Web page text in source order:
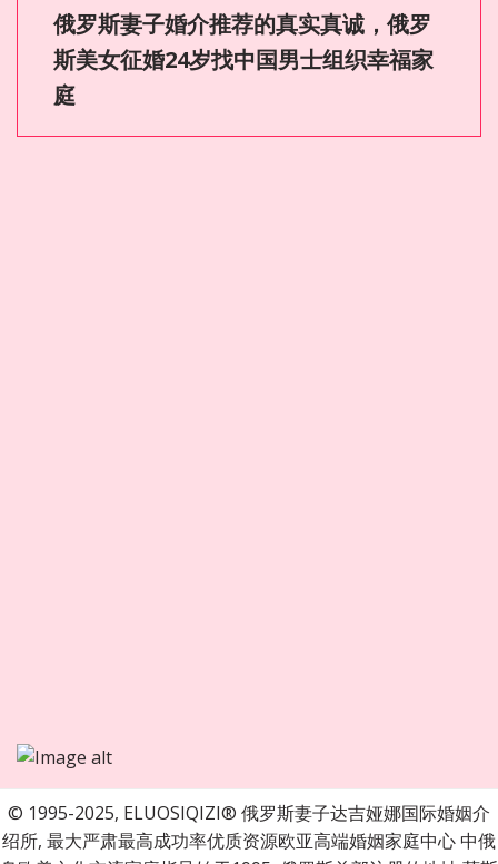
俄罗斯妻子婚介推荐的真实真诚，俄罗
斯美女征婚24岁找中国男士组织幸福家
庭
© 1995-2025, ELUOSIQIZI® 俄罗斯妻子达吉娅娜国际婚姻介
绍所, 最大严肃最高成功率优质资源欧亚高端婚姻家庭中心 中俄